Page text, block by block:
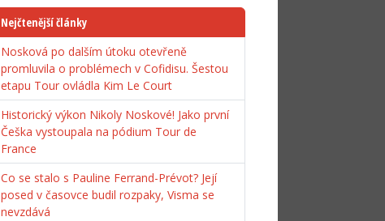
Nejčtenější články
Nosková po dalším útoku otevřeně
promluvila o problémech v Cofidisu. Šestou
etapu Tour ovládla Kim Le Court
Historický výkon Nikoly Noskové! Jako první
Češka vystoupala na pódium Tour de
France
Co se stalo s Pauline Ferrand-Prévot? Její
posed v časovce budil rozpaky, Visma se
nevzdává